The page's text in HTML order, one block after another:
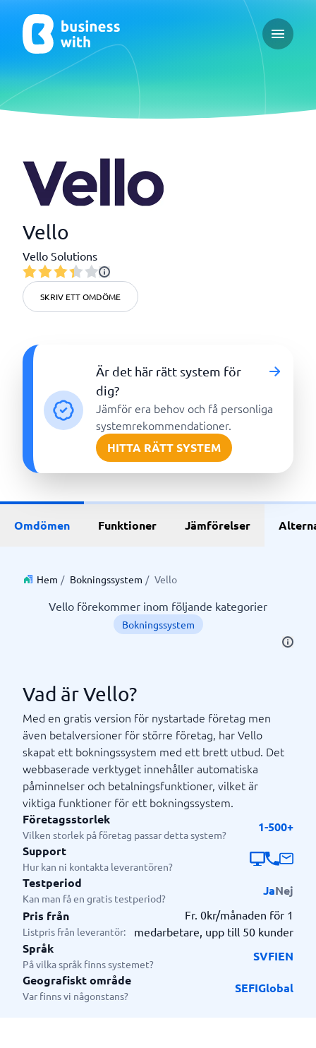
Open
Vello
Vello Solutions
SKRIV ETT OMDÖME
Är det här rätt system för
dig?
Jämför era behov och få personliga
systemrekommendationer.
HITTA RÄTT SYSTEM
Omdömen Funktioner Jämförelser
Hem / Bokningssystem / Vello
Vello förekommer inom följande kategorier
Bokningssystem
Vad är Vello?
Med en gratis version för nystartade företag men
även betalversioner för större företag, har Vello
skapat ett bokningssystem med ett brett utbud. Det
webbaserade verktyget innehåller automatiska
påminnelser och betalningsfunktioner, vilket är
viktiga funktioner för ett bokningssystem.
Företagsstorlek
Vilken storlek på företag passar detta system?
1-500+
Support
Hur kan ni kontakta leverantören?
Testperiod
Kan man få en gratis testperiod?
JaNej
Pris från
Listpris från leverantör:
Fr. 0kr/månaden för 1
medarbetare, upp till 50 kunder
Språk
På vilka språk finns systemet?
SVFIEN
Geografiskt område
Var finns vi någonstans?
SEFIGlobal